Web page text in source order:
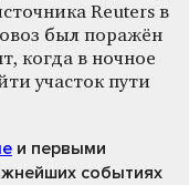
Reuters в
был поражён
когда в ночное
участок пути
и первыми
событиях